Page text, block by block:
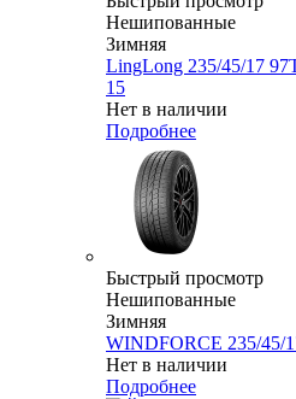
Нешипованные
Зимняя
LingLong 235/45/17
15
Нет в наличии
Подробнее
Быстрый просмотр
Нешипованные
Зимняя
WINDFORCE 235/45/
Нет в наличии
Подробнее